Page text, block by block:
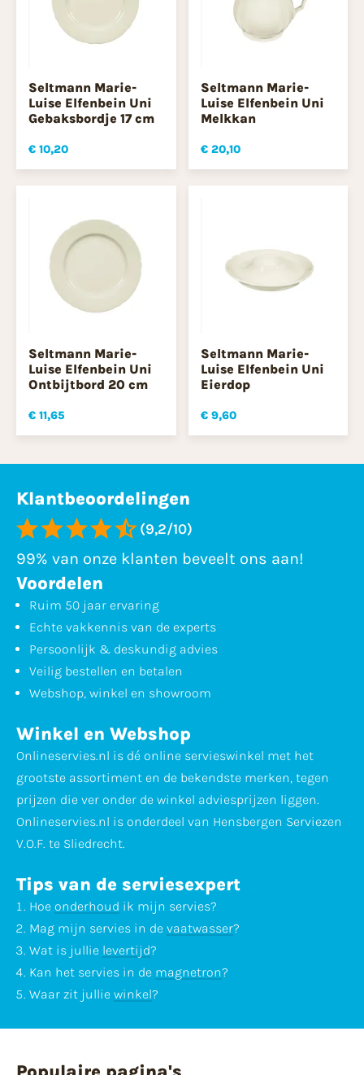
Seltmann Marie-
Luise Elfenbein Uni
Gebaksbordje 17 cm
€ 10,20
Seltmann Marie-
Luise Elfenbein Uni
Melkkan
€ 20,10
Seltmann Marie-
Luise Elfenbein Uni
Ontbijtbord 20 cm
€ 11,65
Seltmann Marie-
Luise Elfenbein Uni
Eierdop
€ 9,60
Klantbeoordelingen
(9,2/10)
99% van onze klanten beveelt ons aan!
Voordelen
Ruim 50 jaar ervaring
Echte vakkennis van de experts
Persoonlijk & deskundig advies
Veilig bestellen en betalen
Webshop, winkel en showroom
Winkel en Webshop
Onlineservies.nl is dé online servieswinkel met het
grootste assortiment en de bekendste merken, tegen
prijzen die ver onder de winkel adviesprijzen liggen.
Onlineservies.nl is onderdeel van Hensbergen Serviezen
V.O.F. te Sliedrecht.
Tips van de serviesexpert
Hoe onderhoud ik mijn servies?
Mag mijn servies in de vaatwasser?
Wat is jullie levertijd?
Kan het servies in de magnetron?
Waar zit jullie winkel?